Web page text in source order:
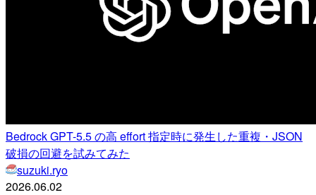
Bedrock GPT-5.5 の高 effort 指定時に発生した重複・JSON
破損の回避を試みてみた
suzuki.ryo
2026.06.02